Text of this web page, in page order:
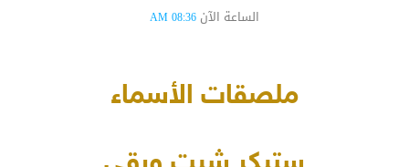
الساعة الآن 08:36 AM
ملصقات الأسماء